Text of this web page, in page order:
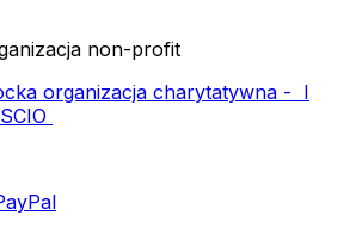
non-profit
organizacja charytatywna - I